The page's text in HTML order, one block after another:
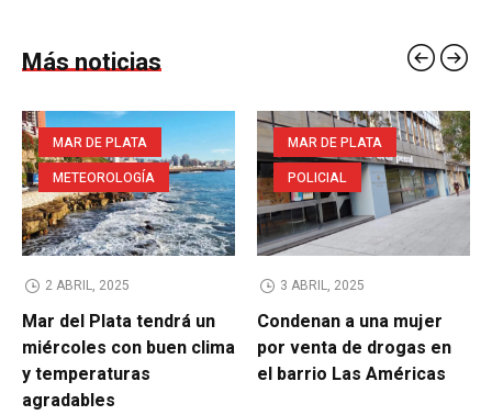
Más noticias
MAR DE PLATA
METEOROLOGÍA
2 ABRIL, 2025
Mar del Plata tendrá un
miércoles con buen clima
y temperaturas
agradables
MAR DE PLATA
POLICIAL
3 ABRIL, 2025
Condenan a una mujer
por venta de drogas en
el barrio Las Américas